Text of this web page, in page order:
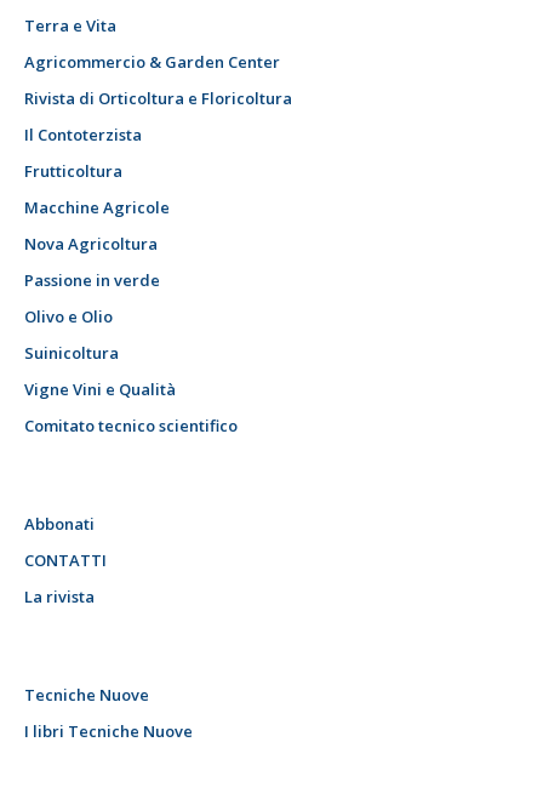
Terra e Vita
Agricommercio & Garden Center
Rivista di Orticoltura e Floricoltura
Il Contoterzista
Frutticoltura
Macchine Agricole
Nova Agricoltura
Passione in verde
Olivo e Olio
Suinicoltura
Vigne Vini e Qualità
Comitato tecnico scientifico
Abbonati
CONTATTI
La rivista
Tecniche Nuove
I libri Tecniche Nuove